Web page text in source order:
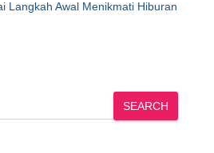
Langkah Awal Menikmati Hiburan
SEARCH